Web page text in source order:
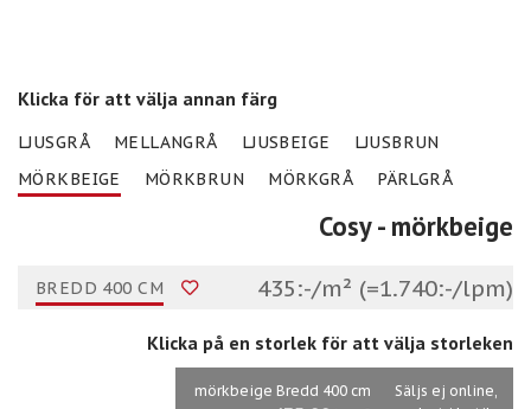
Klicka för att välja annan färg
LJUSGRÅ MELLANGRÅ LJUSBEIGE
LJUSBRUN
MÖRKBEIGE
MÖRKBRUN MÖRKGRÅ PÄRLGRÅ
Cosy- mörkbeige
BREDD 400 CM 435:-/m² (=1.740:-/lpm)
Klicka på en storlek för att välja storleken
mörkbeige Bredd 400 cm
Säljs ej online,